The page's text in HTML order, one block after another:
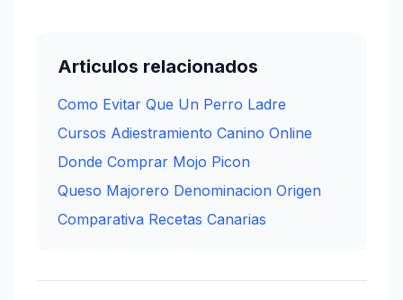
Articulos relacionados
Como Evitar Que Un Perro Ladre
Cursos Adiestramiento Canino Online
Donde Comprar Mojo Picon
Queso Majorero Denominacion Origen
Comparativa Recetas Canarias